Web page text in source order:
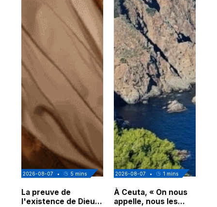
2026-08-07 • 5 mins
La preuve de
l'existence de Dieu
2026-08-07 • 1 mins
À Ceuta, « On nous
appelle, nous les